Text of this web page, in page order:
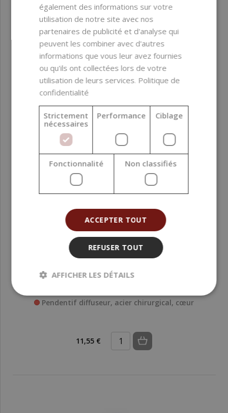
Pendentif diffuseur, acier chirurgical, cœur
11,55 €
également des informations sur votre
utilisation de notre site avec nos
partenaires de publicité et d'analyse qui
peuvent les combiner avec d'autres
informations que vous leur avez fournies
ou qu'ils ont collectées lors de votre
utilisation de leurs services. Politique de
confidentialité
Strictement
nécessaires
Performance Ciblage
Fonctionnalité Non classifiés
ACCEPTER TOUT
REFUSER TOUT
AFFICHER LES DÉTAILS